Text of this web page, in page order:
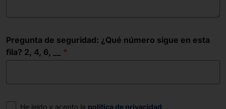
Pregunta de seguridad: ¿Qué número sigue en esta
fila? 2, 4, 6, __
Consentimiento
He leído y acepto la política de privacidad.